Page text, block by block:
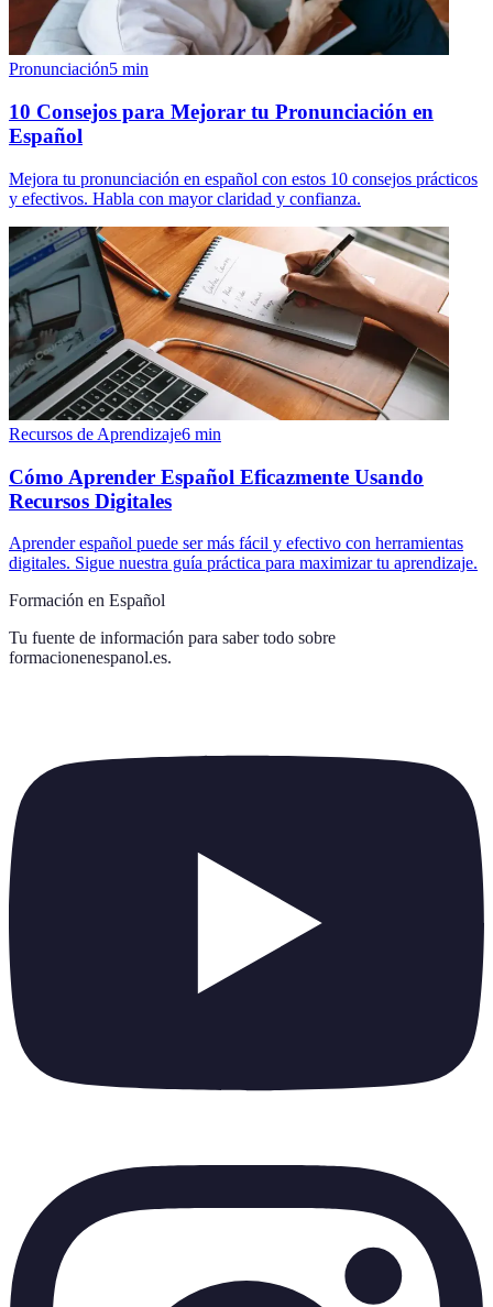
Pronunciación5 min
10 Consejos para Mejorar tu Pronunciación en
Español
Mejora tu pronunciación en español con estos 10 consejos prácticos
y efectivos. Habla con mayor claridad y confianza.
Recursos de Aprendizaje6 min
Cómo Aprender Español Eficazmente Usando
Recursos Digitales
Aprender español puede ser más fácil y efectivo con herramientas
digitales. Sigue nuestra guía práctica para maximizar tu aprendizaje.
Formación en Español
Tu fuente de información para saber todo sobre
formacionenespanol.es.